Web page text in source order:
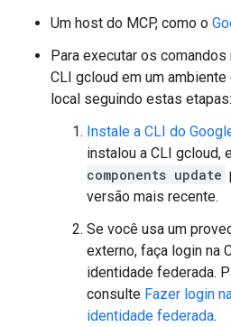
Um host do MCP, como o
Para executar os
CLI gcloud em um
local seguindo estas etapas:
Instale a CLI do
instalou a CLI gcloud,
components update
versão mais recente.
Se você usa um
externo, faça login na
identidade federada.
consulte Fazer login
identidade federada.